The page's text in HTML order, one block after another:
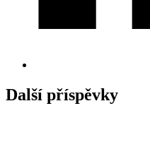
Další příspěvky